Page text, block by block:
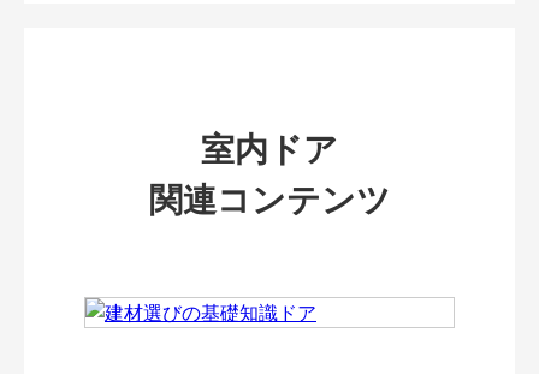
室内ドア
関連コンテンツ